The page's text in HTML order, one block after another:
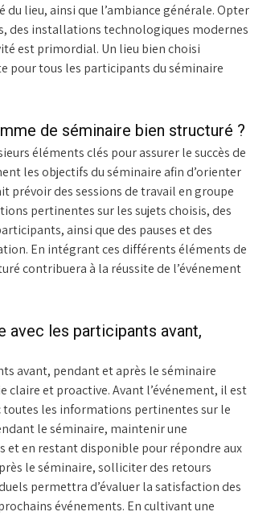
lieu, ainsi que l’ambiance générale. Opter
des installations technologiques modernes
est primordial. Un lieu bien choisi
pour tous les participants du séminaire
de séminaire bien structuré ?
éléments clés pour assurer le succès de
les objectifs du séminaire afin d’orienter
prévoir des sessions de travail en groupe
pertinentes sur les sujets choisis, des
ainsi que des pauses et des
En intégrant ces différents éléments de
contribuera à la réussite de l’événement
avec les participants avant,
avant, pendant et après le séminaire
et proactive. Avant l’événement, il est
toutes les informations pertinentes sur le
le séminaire, maintenir une
en restant disponible pour répondre aux
le séminaire, solliciter des retours
permettra d’évaluer la satisfaction des
événements. En cultivant une